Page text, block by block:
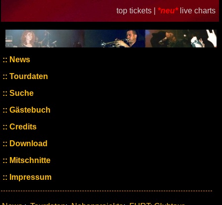
top tickets | *neu* live charts
News
Tourdaten
Suche
Gästebuch
Credits
Download
Mitschnitte
Impressum